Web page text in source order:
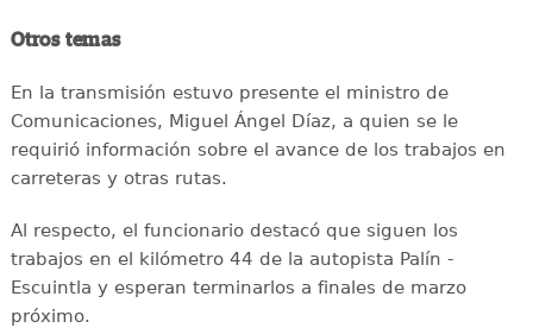
Otros temas
En la transmisión estuvo presente el ministro de
Comunicaciones, Miguel Ángel Díaz, a quien se le
requirió información sobre el avance de los trabajos en
carreteras y otras rutas.
Al respecto, el funcionario destacó que siguen los
trabajos en el kilómetro 44 de la autopista Palín -
Escuintla y esperan terminarlos a finales de marzo
próximo.